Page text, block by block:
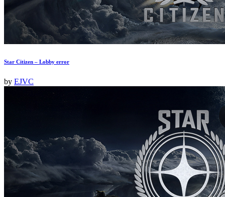
Star Citizen – Lobby error
by EJVC